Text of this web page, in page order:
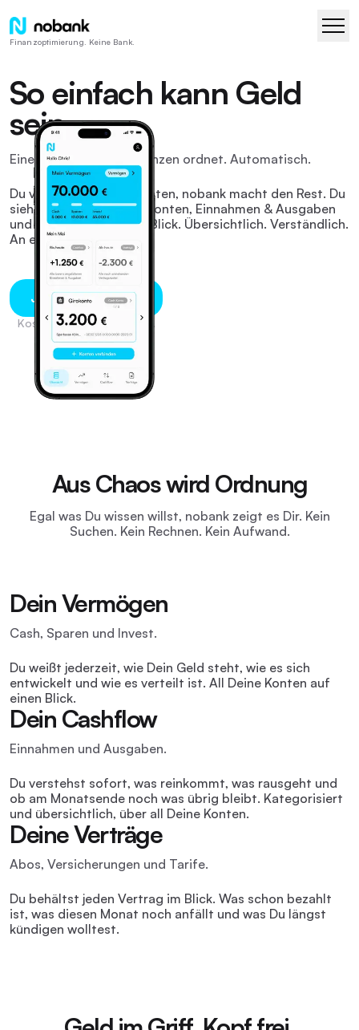
Finanzoptimierung. Keine Bank.
So einfach kann Geld
sein
Eine App, die Deine Finanzen ordnet. Automatisch.
Du verbindest Deine Konten, nobank macht den Rest. Du
siehst Dein Vermögen, Konten, Einnahmen & Ausgaben
und Verträge auf einen Blick. Übersichtlich. Verständlich.
An einem Ort.
Jetzt registrieren
Kostenfrei. Heute starten.
Aus Chaos wird Ordnung
Egal was Du wissen willst, nobank zeigt es Dir. Kein
Suchen. Kein Rechnen. Kein Aufwand.
Dein Vermögen
Cash, Sparen und Invest.
Du weißt jederzeit, wie Dein Geld steht, wie es sich
entwickelt und wie es verteilt ist. All Deine Konten auf
einen Blick.
Dein Cashflow
Einnahmen und Ausgaben.
Du verstehst sofort, was reinkommt, was rausgeht und
ob am Monatsende noch was übrig bleibt. Kategorisiert
und übersichtlich, über all Deine Konten.
Deine Verträge
Abos, Versicherungen und Tarife.
Du behältst jeden Vertrag im Blick. Was schon bezahlt
ist, was diesen Monat noch anfällt und was Du längst
kündigen wolltest.